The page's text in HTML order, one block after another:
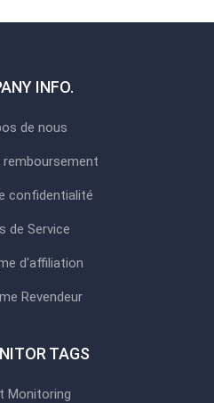
INFO.
de nous
remboursement
confidentialité
de Service
d'affiliation
Revendeur
TAGS
Monitoring